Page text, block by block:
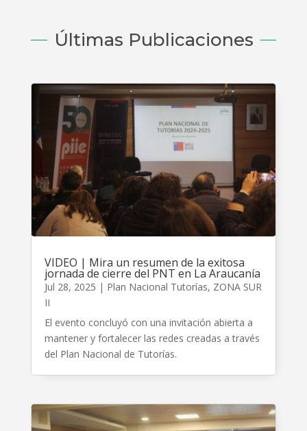
Últimas Publicaciones
VIDEO | Mira un resumen de la exitosa
jornada de cierre del PNT en La Araucanía
Jul 28, 2025 | Plan Nacional Tutorías, ZONA SUR
II
El evento concluyó con una invitación abierta a
mantener y fortalecer las redes creadas a través
del Plan Nacional de Tutorías.